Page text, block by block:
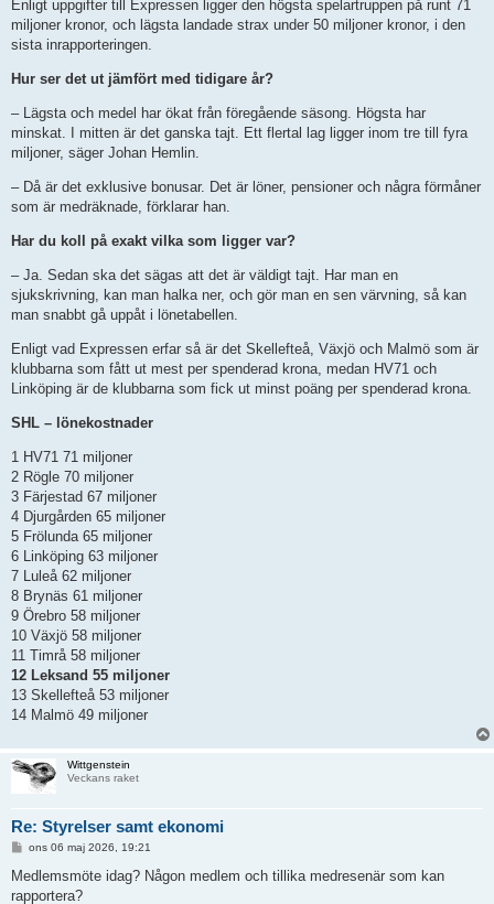
g
Enligt uppgifter till Expressen ligger den högsta spelartruppen på runt 71
miljoner kronor, och lägsta landade strax under 50 miljoner kronor, i den
sista inrapporteringen.
Hur ser det ut jämfört med tidigare år?
– Lägsta och medel har ökat från föregående säsong. Högsta har
minskat. I mitten är det ganska tajt. Ett flertal lag ligger inom tre till fyra
miljoner, säger Johan Hemlin.
– Då är det exklusive bonusar. Det är löner, pensioner och några förmåner
som är medräknade, förklarar han.
Har du koll på exakt vilka som ligger var?
– Ja. Sedan ska det sägas att det är väldigt tajt. Har man en
sjukskrivning, kan man halka ner, och gör man en sen värvning, så kan
man snabbt gå uppåt i lönetabellen.
Enligt vad Expressen erfar så är det Skellefteå, Växjö och Malmö som är
klubbarna som fått ut mest per spenderad krona, medan HV71 och
Linköping är de klubbarna som fick ut minst poäng per spenderad krona.
SHL – lönekostnader
1 HV71 71 miljoner
2 Rögle 70 miljoner
3 Färjestad 67 miljoner
4 Djurgården 65 miljoner
5 Frölunda 65 miljoner
6 Linköping 63 miljoner
7 Luleå 62 miljoner
8 Brynäs 61 miljoner
9 Örebro 58 miljoner
10 Växjö 58 miljoner
11 Timrå 58 miljoner
12 Leksand 55 miljoner
13 Skellefteå 53 miljoner
14 Malmö 49 miljoner
Wittgenstein
Veckans raket
Re: Styrelser samt ekonomi
l
g
ons 06 maj 2026, 19:21
Medlemsmöte idag? Någon medlem och tillika medresenär som kan
rapportera?